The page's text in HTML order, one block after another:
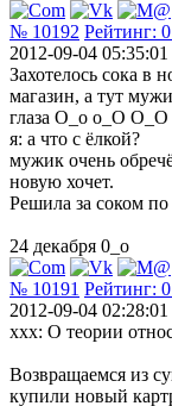
№ 10192 Рейтинг: 0
2012-09-04 05:35:01
Захотелось сока в
магазин, а тут
глаза О_о о_О О_О
я: а что с ёлкой?
мужик очень
новую хочет.
Решила за соком
24 декабря 0_о
№ 10191 Рейтинг: 0
2012-09-04 02:28:01
ххх: О теории
Возвращаемся из
купили новый